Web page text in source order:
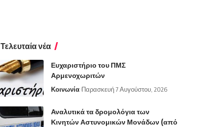
Τελευταία νέα
Ευχαριστήριο του ΠΜΣ
Αρμενοχωριτών
Κοινωνία Παρασκευή 7 Αυγούστου, 2026
Αναλυτικά τα δρομολόγια των
Κινητών Αστυνομικών Μονάδων (από